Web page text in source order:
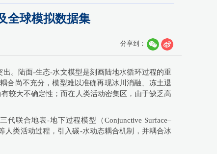
全球模拟数据集
分享到：
。陆面-生态-水文模型是刻画陆地水循环过程的重
合尚不充分，模型难以准确再现冰川消融、冻土退
较大不确定性；而在人类活动密集区，由于缺乏高
联合地表-地下过程模型（Conjunctive Surface–
人类活动过程，引入碳-水动态耦合机制，并耦合冰